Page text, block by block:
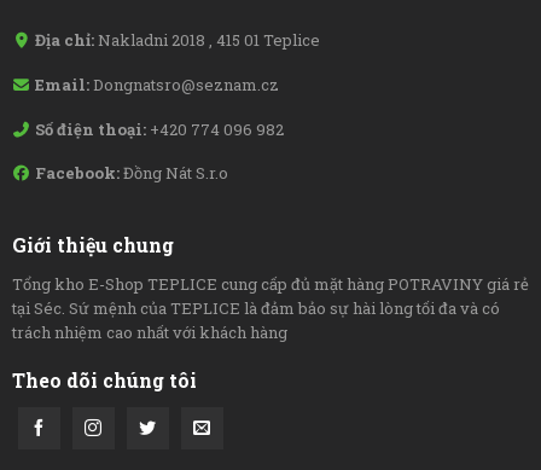
Địa chỉ: Nakladni 2018 , 415 01 Teplice
Email:Dongnatsro@seznam.cz
Số điện thoại: +420 774 096 982
Facebook:Đồng Nát S.r.o
Giới thiệu chung
Tổng kho E-Shop TEPLICE cung cấp đủ mặt hàng POTRAVINY giá rẻ
tại Séc. Sứ mệnh của TEPLICE là đảm bảo sự hài lòng tối đa và có
trách nhiệm cao nhất với khách hàng
Theo dõi chúng tôi